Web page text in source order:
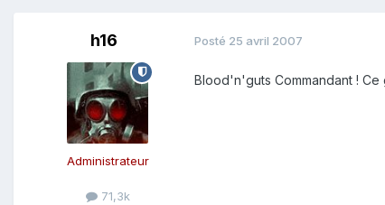
h16
Administrateur
71,3k
Posté 25 avril 2007
Blood'n'guts Commandant !